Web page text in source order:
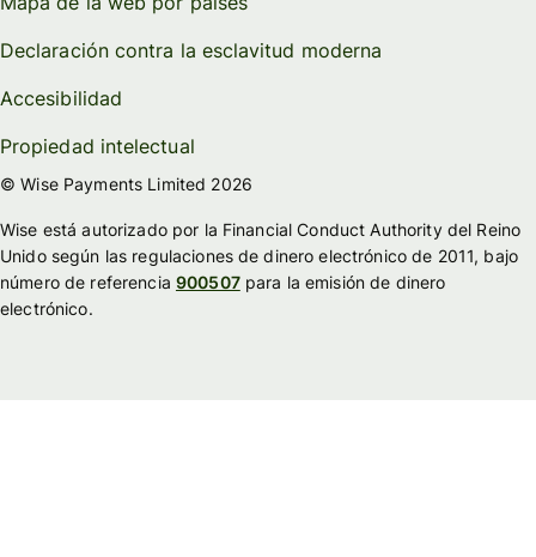
Declaración contra la esclavitud moderna
Accesibilidad
Propiedad intelectual
© Wise Payments Limited 2026
Wise está autorizado por la Financial Conduct Authority del Reino
Unido según las regulaciones de dinero electrónico de 2011, bajo
número de referencia 900507para la emisión de dinero
electrónico.